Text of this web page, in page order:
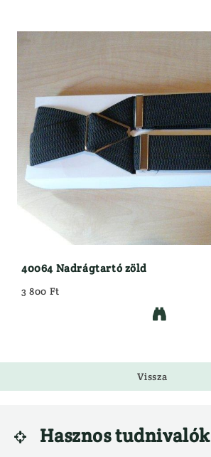
40064 Nadrágtartó zöld
3 800 Ft

Vissza
 Hasznos tudnivalók